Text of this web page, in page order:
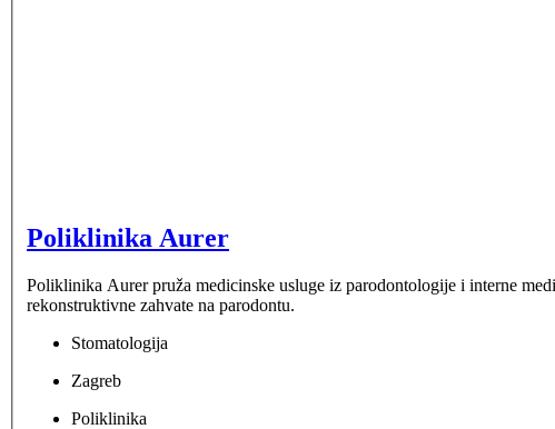
Poliklinika Aurer
Poliklinika Aurer pruža medicinske usluge iz parodontologije i interne
rekonstruktivne zahvate na parodontu.
Stomatologija
Zagreb
Poliklinika